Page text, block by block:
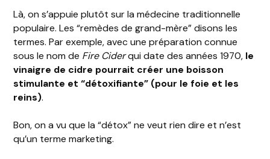
Là, on s’appuie plutôt sur la médecine traditionnelle
populaire. Les “remèdes de grand-mère” disons les
termes. Par exemple, avec une préparation connue
sous le nom de Fire Ciderqui date des années 1970, le
vinaigre de cidre pourrait créer une boisson
stimulante et “détoxifiante” (pour le foie et les
reins).
Bon, on a vu que la “détox” ne veut rien dire et n’est
qu’un terme marketing.